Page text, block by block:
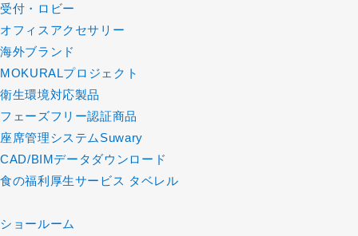
受付・ロビー
オフィスアクセサリー
海外ブランド
MOKURALプロジェクト
衛生環境対応製品
フェーズフリー認証商品
座席管理システムSuwary
CAD/BIMデータダウンロード
食の福利厚生サービス タベレル
ショールーム